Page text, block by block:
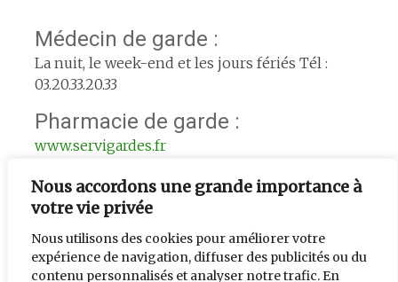
Nous accordons une grande importance à
votre vie privée
Nous utilisons des cookies pour améliorer votre
expérience de navigation, diffuser des publicités ou du
contenu personnalisés et analyser notre trafic. En
Médecin de garde :
La nuit, le week-end et les jours fériés Tél :
03.20.33.20.33
Pharmacie de garde :
www.servigardes.fr
Urgence le week-end :
L'adjoint de semaine : 06.74.56.33.39